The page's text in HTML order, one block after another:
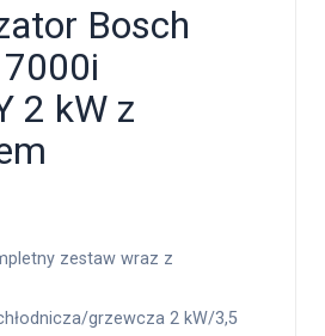
Bosch
2 kW z
zestaw wraz z
grzewcza 2 kW/3,5